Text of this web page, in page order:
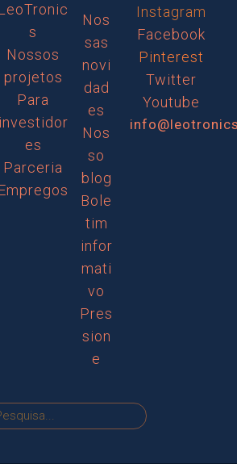
s
Nossos
projetos
Para
investidor
es
Parceria
Nos
sas
novi
dad
es
Nos
so
blog
Bole
tim
infor
mati
vo
Pres
sion
e
Instagram
Facebook
Pinterest
Twitter
Youtube